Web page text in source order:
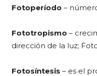
Fotoperíodo –
Fototropismo –
dirección de la luz;
Fotosíntesis – es el